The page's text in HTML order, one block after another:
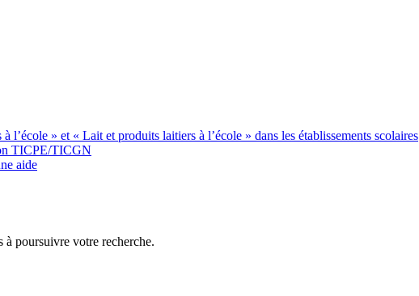
» et « Lait et produits laitiers à l’école » dans les établissements scolaires
TICPE/TICGN
aide
poursuivre votre recherche.